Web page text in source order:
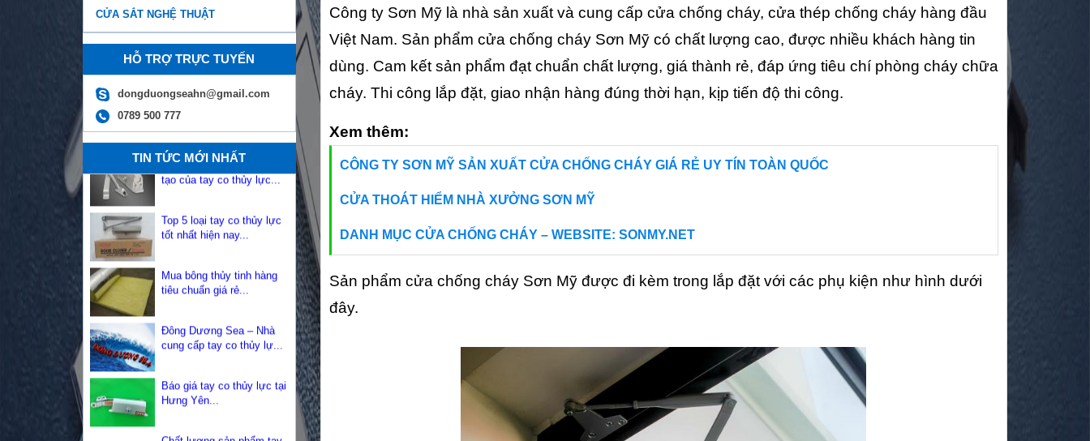
Công ty Sơn Mỹ là nhà sản xuất và cung cấp cửa chống cháy, cửa thép chống cháy hàng đầu
Việt Nam. Sản phẩm cửa chống cháy Sơn Mỹ có chất lượng cao, được nhiều khách hàng tin
dùng. Cam kết sản phẩm đạt chuẩn chất lượng, giá thành rẻ, đáp ứng tiêu chí phòng cháy chữa
cháy. Thi công lắp đặt, giao nhận hàng đúng thời hạn, kịp tiến độ thi công.
Xem thêm:
CÔNG TY SƠN MỸ SẢN XUẤT CỬA CHỐNG CHÁY GIÁ RẺ UY TÍN TOÀN QUỐC
CỬA THOÁT HIỂM NHÀ XƯỞNG SƠN MỸ
DANH MỤC CỬA CHỐNG CHÁY – WEBSITE: SONMY.NET
Sản phẩm cửa chống cháy Sơn Mỹ được đi kèm trong lắp đặt với các phụ kiện như hình dưới
đây.
CỬA SẮT NGHỆ THUẬT
HỖ TRỢ TRỰC TUYẾN
dongduongseahn@gmail.com
0789 500 777
TIN TỨC MỚI NHẤT
chính hãng giá rẻ, chất
lư...
Tay đẩy hơi có bao nhiêu
loại? Những lợi ích của t...
Tay co thủy lực là gì? Cấu
tạo của tay co thủy lực...
Top 5 loại tay co thủy lực
tốt nhất hiện nay...
Mua bông thủy tinh hàng
tiêu chuẩn giá rẻ...
Đông Dương Sea – Nhà
cung cấp tay co thủy lự...
Báo giá tay co thủy lực tại
Hưng Yên...
Chất lượng sản phẩm tay
co thủy lực Deller...
Báo giá tay co thủy lực tại